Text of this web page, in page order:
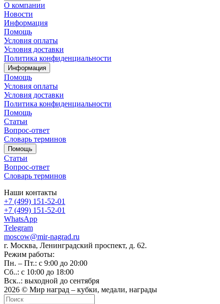
О компании
Новости
Информация
Помощь
Условия оплаты
Условия доставки
Политика конфиденциальности
Информация
Помощь
Условия оплаты
Условия доставки
Политика конфиденциальности
Помощь
Статьи
Вопрос-ответ
Словарь терминов
Помощь
Статьи
Вопрос-ответ
Словарь терминов
Наши контакты
+7 (499) 151-52-01
+7 (499) 151-52-01
WhatsApp
Telegram
moscow@mir-nagrad.ru
г. Москва, Ленинградский проспект, д. 62.
Режим работы:
Пн. – Пт.: с 9:00 до 20:00
Сб..: с 10:00 до 18:00
Вск..: выходной до сентября
2026 © Мир наград – кубки, медали, награды